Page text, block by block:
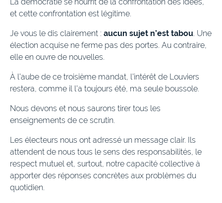
La démocratie se nourrit de la confrontation des idées,
et cette confrontation est légitime.
Je vous le dis clairement : aucun sujet n’est tabou. Une
élection acquise ne ferme pas des portes. Au contraire,
elle en ouvre de nouvelles.
À l’aube de ce troisième mandat, l’intérêt de Louviers
restera, comme il l’a toujours été, ma seule boussole.
Nous devons et nous saurons tirer tous les
enseignements de ce scrutin.
Les électeurs nous ont adressé un message clair. Ils
attendent de nous tous le sens des responsabilités, le
respect mutuel et, surtout, notre capacité collective à
apporter des réponses concrètes aux problèmes du
quotidien.